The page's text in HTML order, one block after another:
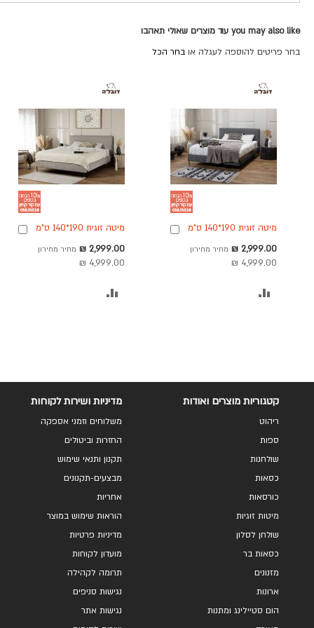
you may also like עוד מוצרים שאולי תאהבו
בחר פריטים להוספה לעגלה או בחר הכל
מיטה זוגית 190*140 ס"מ
מחיר
מבצע
2,999.00 ₪ מחיר מחירון
4,999.00 ₪
הוספה
מיטה זוגית 190*140 ס"מ
מחיר
מבצע
2,999.00 ₪ מחיר מחירון
4,999.00 ₪
הוספה
קטגוריות מוצרים ואודות
ריהוט
ספות
שולחנות
כסאות
כורסאות
מיטות זוגיות
שולחן לסלון
כסאות בר
מזנונים
ארונות
הום סטיילינג ומתנות
מדיניות ושירות לקוחות
משלוחים וזמני אספקה
החזרות וביטולים
תקנון ותנאי שימוש
מבצעים-תקנונים
אחריות
הוראות שימוש במוצר
מדיניות פרטיות
מועדון לקוחות
תרומה לקהילה
נגישות סניפים
נגישות אתר